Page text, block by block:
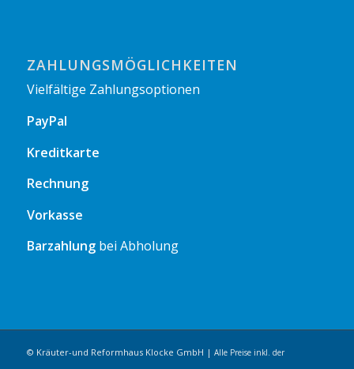
ZAHLUNGSMÖGLICHKEITEN
Vielfältige Zahlungsoptionen
PayPal
Kreditkarte
Rechnung
Vorkasse
Barzahlungbei Abholung
© Kräuter-und Reformhaus Klocke GmbH | Alle Preise inkl. der